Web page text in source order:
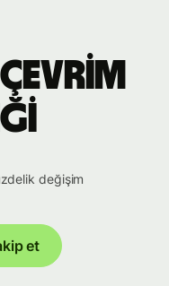
çevrim
değişim
et